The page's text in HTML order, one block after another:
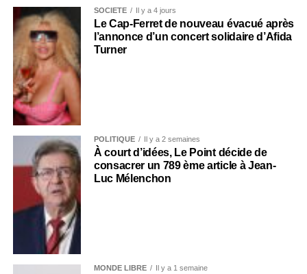
SOCIÉTÉ Il y a 4 jours
Le Cap-Ferret de nouveau évacué après
l’annonce d’un concert solidaire d’Afida
Turner
POLITIQUE Il y a 2 semaines
À court d’idées, Le Point décide de
consacrer un 789 ème article à Jean-
Luc Mélenchon
MONDE LIBRE Il y a 1 semaine